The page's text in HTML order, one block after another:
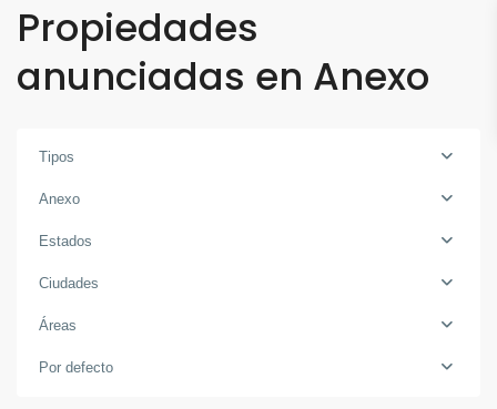
Propiedades
anunciadas en Anexo
Tipos
Anexo
Estados
Ciudades
Áreas
Por defecto